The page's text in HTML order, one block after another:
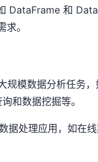
DataFrame 和
。
模数据分析任务，
和数据挖掘等。
据处理应用，如在